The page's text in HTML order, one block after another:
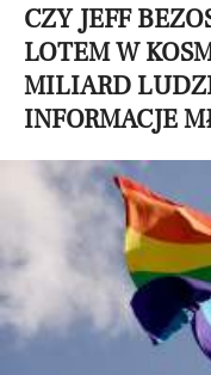
CZY JEFF
LOTEM W
MILIARD
INFORMACJE